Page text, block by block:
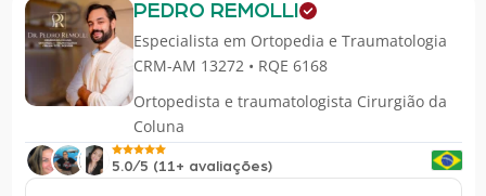
PEDRO REMOLLI
Especialista em Ortopedia e Traumatologia
CRM-AM 13272 • RQE 6168
Ortopedista e traumatologista Cirurgião da
Coluna
5.0/5 (11+ avaliações)